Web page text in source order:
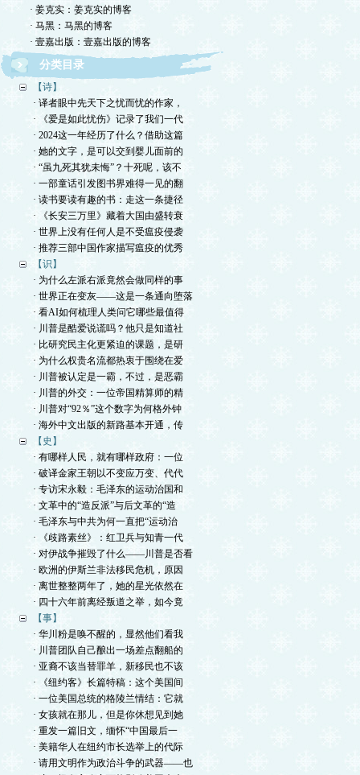
· 姜克实：姜克实的博客
· 马黑：马黑的博客
· 壹嘉出版：壹嘉出版的博客
分类目录
【诗】
· 译者眼中先天下之忧而忧的作家，
· 《爱是如此忧伤》记录了我们一代
· 2024这一年经历了什么？借助这篇
· 她的文字，是可以交到婴儿面前的
· “虽九死其犹未悔”？十死呢，该不
· 一部童话引发图书界难得一见的翻
· 读书要读有趣的书：走这一条捷径
· 《长安三万里》藏着大国由盛转衰
· 世界上没有任何人是不受瘟疫侵袭
· 推荐三部中国作家描写瘟疫的优秀
【识】
· 为什么左派右派竟然会做同样的事
· 世界正在变灰——这是一条通向堕落
· 看AI如何梳理人类问它哪些最值得
· 川普是酷爱说谎吗？他只是知道社
· 比研究民主化更紧迫的课题，是研
· 为什么权贵名流都热衷于围绕在爱
· 川普被认定是一霸，不过，是恶霸
· 川普的外交：一位帝国精算师的精
· 川普对“92％”这个数字为何格外钟
· 海外中文出版的新路基本开通，传
【史】
· 有哪样人民，就有哪样政府：一位
· 破译金家王朝以不变应万变、代代
· 专访宋永毅：毛泽东的运动治国和
· 文革中的“造反派”与后文革的“造
· 毛泽东与中共为何一直把“运动治
· 《歧路素丝》：红卫兵与知青一代
· 对伊战争摧毁了什么——川普是否看
· 欧洲的伊斯兰非法移民危机，原因
· 离世整整两年了，她的星光依然在
· 四十六年前离经叛道之举，如今竟
【事】
· 华川粉是唤不醒的，显然他们看我
· 川普团队自己酿出一场差点翻船的
· 亚裔不该当替罪羊，新移民也不该
· 《纽约客》长篇特稿：这个美国间
· 一位美国总统的格陵兰情结：它就
· 女孩就在那儿，但是你休想见到她
· 重发一篇旧文，缅怀“中国最后一
· 美籍华人在纽约市长选举上的代际
· 请用文明作为政治斗争的武器——也